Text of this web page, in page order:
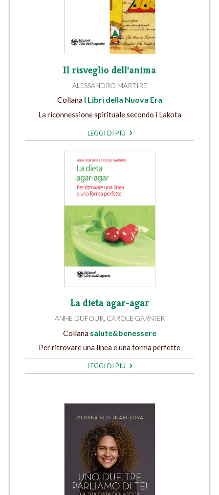
Il risveglio dell'anima
ALESSANDRO MARTIRE
Collana I Libri della Nuova Era
La riconnessione spirituale secondo i Lakota
LEGGI DI PIÙ
La dieta agar-agar
ANNE DUFOUR CAROLE GARNIER
Collana salute&benessere
Per ritrovare una linea e una forma perfette
LEGGI DI PIÙ